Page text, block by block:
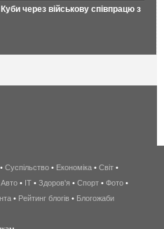
через військову співпрацю з
беспроводной
интернет
киев
• Суспільство • Економіка • Світ •
Авто • IT • Здоров'я • Спорт • Фото •
• Рейтинг блогів • Блогожаби